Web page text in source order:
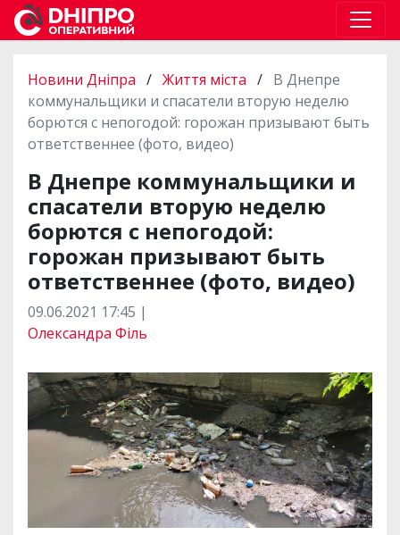
Новини Дніпра / Життя міста / В Днепре
коммунальщики и спасатели вторую неделю
борются с непогодой: горожан призывают быть
ответственнее (фото, видео)
В Днепре коммунальщики и
спасатели вторую неделю
борются с непогодой:
горожан призывают быть
ответственнее (фото, видео)
09.06.2021 17:45 |
Олександра Філь